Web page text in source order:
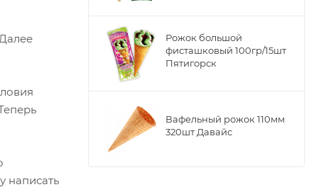
написать
Рожок большой
фисташковый 100гр/15шт
Пятигорск
Вафельный рожок 110мм
320шт Давайс